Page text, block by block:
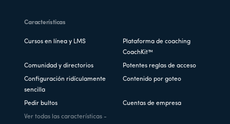
Características
Cursos en línea y LMS
Plataforma de coaching
CoachKit™
Comunidad y directorios Potentes reglas de acceso
Configuración ridículamente
sencilla
Contenido por goteo
Pedir bultos Cuentas de empresa
Ver todas las características -